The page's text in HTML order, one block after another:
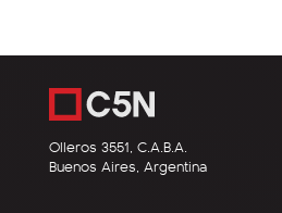
Olleros 3551, C.A.B.A.
Buenos Aires, Argentina